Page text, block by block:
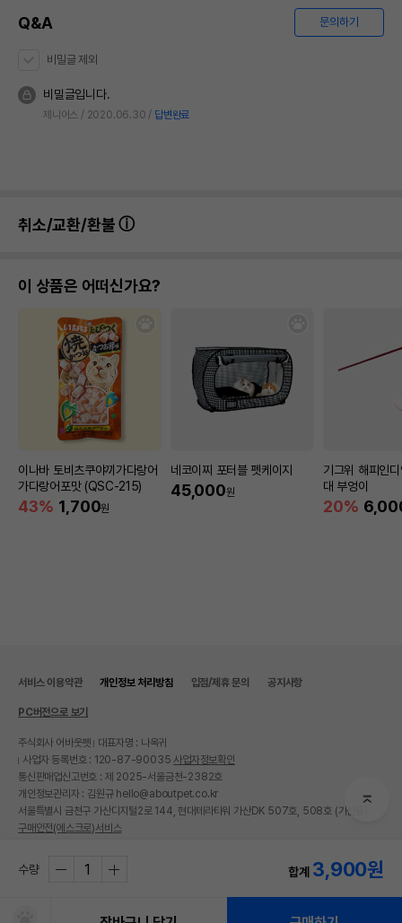
Q&A 문의하기
비밀글 제외
비밀글입니다.
제니어스 2020.06.30 답변완료
취소/교환/환불
이 상품은 어떠신가요?
이나바 토비츠쿠야끼가다랑어
가다랑어포맛 (QSC-215)
43% 1,700원
네코이찌 포터블 펫케이지
45,000원
기그위 해피인
대 부엉이
20%
수량 합계 3,900원
서비스 이용약관 개인정보 처리방침 입점/제휴 문의 공지사항
PC버전으로 보기
주식회사 어바웃펫
대표자명 : 나옥귀
사업자 등록번호 : 120-87-90035 사업자정보확인
통신판매업신고번호 : 제 2025-서울금천-2382호
개인정보관리자 : 김원규 hello@aboutpet.co.kr
서울특별시 금천구 가산디지털2로 144, 현대테라타워 가산DK 507호, 508호 (가산동)
구매안전(에스크로)서비스